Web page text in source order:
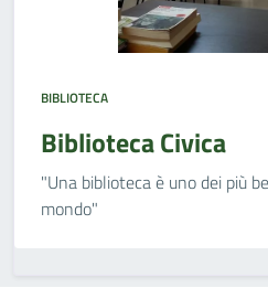
BIBLIOTECA
Biblioteca Civica
"Una biblioteca è uno dei più
mondo"